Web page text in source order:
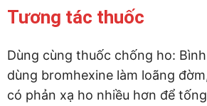
Tương tác thuốc
Dùng cùng thuốc chống ho:
dùng bromhexine làm loãng
có phản xạ ho nhiều hơn để